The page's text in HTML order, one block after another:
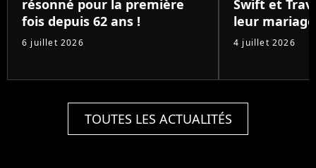
résonné pour la première
fois depuis 62 ans !
6 juillet 2026
Swift et
leur mariage
4 juillet 2026
TOUTES LES ACTUALITÉS